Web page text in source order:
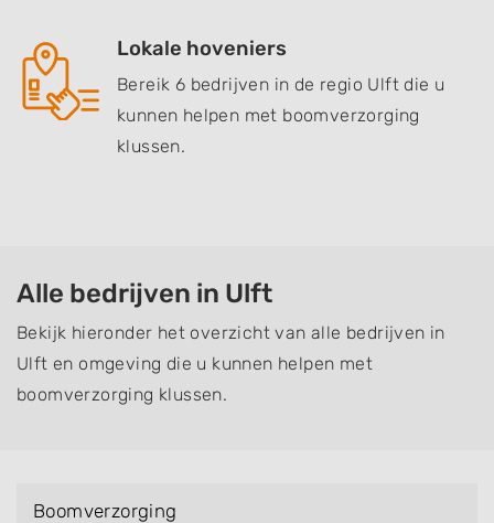
Lokale hoveniers
Bereik 6 bedrijven in de regio Ulft die u
kunnen helpen met boomverzorging
klussen.
Alle bedrijven in Ulft
Bekijk hieronder het overzicht van alle bedrijven in
Ulft en omgeving die u kunnen helpen met
boomverzorging klussen.
Boomverzorging